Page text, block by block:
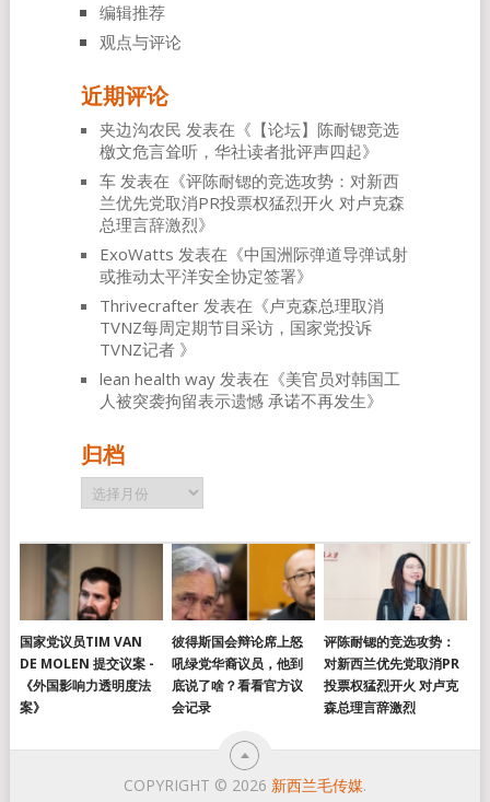
编辑推荐
观点与评论
近期评论
夹边沟农民 发表在《 【论坛】陈耐锶竞选
檄文危言耸听，华社读者批评声四起》
车发表在《评陈耐锶的竞选攻势：对新西
兰优先党取消PR投票权猛烈开火 对卢克森
总理言辞激烈》
ExoWatts 发表在《中国洲际弹道导弹试射
或推动太平洋安全协定签署》
Thrivecrafter发表在《卢克森总理取消
TVNZ每周定期节目采访，国家党投诉
TVNZ记者 》
lean health way发表在《美官员对韩国工
人被突袭拘留表示遗憾 承诺不再发生》
归档
归
档
国家党议员TIM VAN
DE MOLEN 提交议案 -
《外国影响力透明度法
案》
彼得斯国会辩论席上怒
吼绿党华裔议员，他到
底说了啥？看看官方议
会记录
评陈耐锶的竞选攻势：
对新西兰优先党取消PR
投票权猛烈开火 对卢克
森总理言辞激烈
COPYRIGHT © 2026 新西兰毛传媒.